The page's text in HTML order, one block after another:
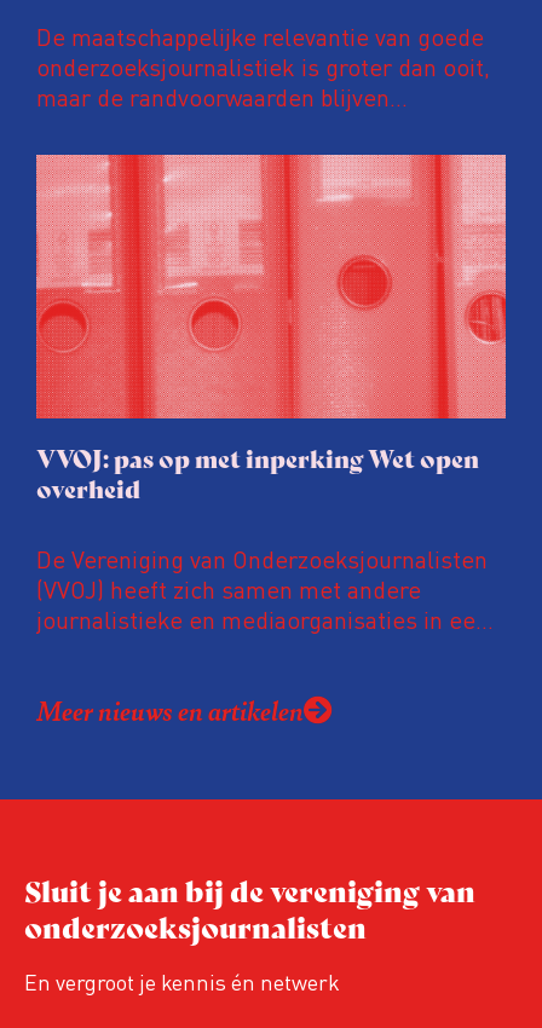
De maatschappelijke relevantie van goede
onderzoeksjournalistiek is groter dan ooit,
maar de randvoorwaarden blijven
Conferentie duiken we in De
ongemakkelijke werkelijkheid: een eerlijke
en urgente blik op de staat van ons vak.
VVOJ: pas op met inperking Wet open
overheid
De Vereniging van Onderzoeksjournalisten
(VVOJ) heeft zich samen met andere
journalistieke en mediaorganisaties in een
vergaand aan te passen. Volgens deze
wet nog maar enkele jaren van kracht is en
Meer nieuws en artikelen
Sluit je aan bij de vereniging van
onderzoeksjournalisten
En vergroot je kennis én netwerk